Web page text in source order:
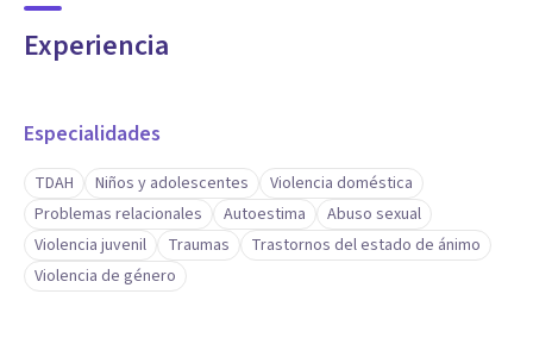
Experiencia
Especialidades
TDAH Niños y adolescentes
Violencia doméstica
Problemas relacionales
Autoestima
Abuso sexual
Violencia juvenil
Traumas
Trastornos del estado de ánimo
Violencia de género